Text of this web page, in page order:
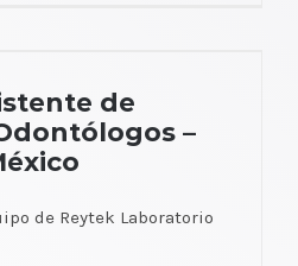
Ciudad de México
de
–
de Reytek Laboratorio